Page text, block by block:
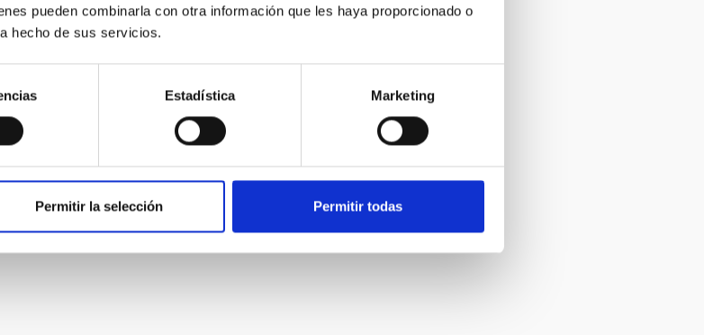
pueden combinarla con otra información que les haya proporcionado o
hecho de sus servicios.
Estadística Marketing
Permitir la selección Permitir todas